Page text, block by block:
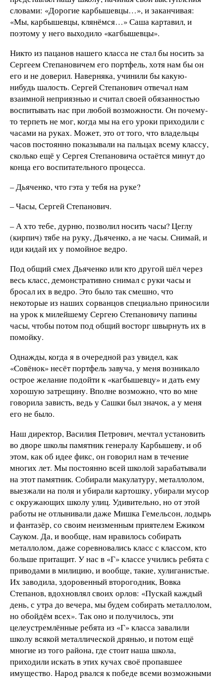
словами: «Дорогие карбышевцы…», и заканчивая:
«Мы, карбышевцы, клянёмся…» Саша картавил, и
поэтому у него выходило «кагбышевцы».
Никто из пацанов нашего класса не стал бы носить за
Сергеем Степановичем его портфель, хотя нам бы он
его и не доверил. Наверняка, учинили бы какую-
нибудь шалость. Сергей Степанович отвечал нам
взаимной неприязнью и считал своей обязанностью
воспитывать нас при любой возможности. Он почему-
то терпеть не мог, когда мы на его уроки приходили с
часами на руках. Может, это от того, что владельцы
часов постоянно показывали на пальцах всему классу,
сколько ещё у Сергея Степановича остаётся минут до
конца его воспитательного процесса.
– Дьяченко, что гэта у тебя на руке?
– Часы, Сергей Степанович.
– А хто тебе, дурню, позволил носить часы? Цеглу
(кирпич) тябе на руку, Дьяченко, а не часы. Снимай, и
иди кидай их у помойное ведро.
Под общий смех Дьяченко или кто другой шёл через
весь класс, демонстративно снимал с руки часы и
бросал их в ведро. Это было так смешно, что
некоторые из наших сорванцов специально приносили
на урок к милейшему Сергею Степановичу папины
часы, чтобы потом под общий восторг швырнуть их в
помойку.
Однажды, когда я в очередной раз увидел, как
«Совёнок» несёт портфель завуча, у меня возникало
острое желание подойти к «кагбышевцу» и дать ему
хорошую затрещину. Вполне возможно, что во мне
говорила зависть, ведь у Сашки был значок, а у меня
его не было.
Наш директор, Василия Петрович, мечтал установить
во дворе школы памятник генералу Карбышеву, и об
этом, как об идее фикс, он говорил нам в течение
многих лет. Мы постоянно всей школой зарабатывали
на этот памятник. Собирали макулатуру, металлолом,
выезжали на поля и убирали картошку, убирали мусор
с окружающих школу улиц. Удивительно, но от этой
работы не отлынивали даже Мишка Гемельсон, лодырь
и фантазёр, со своим неизменным приятелем Ежиком
Сауком. Да, и вообще, нам нравилось собирать
металлолом, даже соревновались класс с классом, кто
больше притащит. У нас в «Г» классе учились ребята с
приводами в милицию, и вообще, такие, хулиганистые.
Их заводила, здоровенный второгодник, Вовка
Степанов, вдохновлял своих орлов: «Пускай каждый
день, с утра до вечера, мы будем собирать металлолом,
но обойдём всех». Так оно и получилось, эти
целеустремлённые ребята из «Г» класса завалили
школу всякой металлической дрянью, и потом ещё
многие из того района, где стоит наша школа,
приходили искать в этих кучах своё пропавшее
имущество. Народ рвался к победе всеми возможными